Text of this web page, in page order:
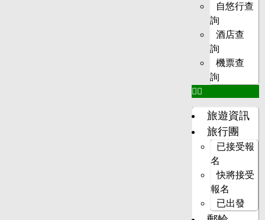
自悠行查
詢
酒店查
詢
機票查
詢
旅遊資訊
旅行團
已接受報
名
快將接受
報名
已出發